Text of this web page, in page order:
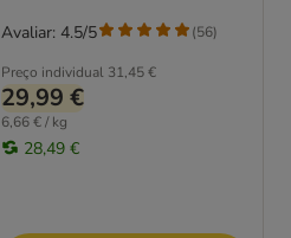
Preço individual 31,45 €
29,99 €
6,66 € / kg
28,49 €
Avaliar: 4.5/5 (56)